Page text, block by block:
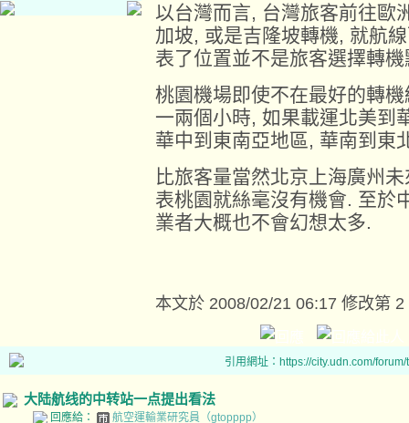
以台灣而言, 台灣旅客前往歐
加坡, 或是吉隆坡轉機, 就航
表了位置並不是旅客選擇轉
桃園機場即使不在最好的轉
一兩個小時, 如果載運北美到
華中到東南亞地區, 華南到東
比旅客量當然北京上海廣州
表桃園就絲毫沒有機會. 至於
業者大概也不會幻想太多.
本文於 2008/02/21 06:17 修改第 2
引用網址：https://city.udn.com/
大陆航线的中转站一点提出看法
回應給： 航空運輸業研究員（gtopppp）